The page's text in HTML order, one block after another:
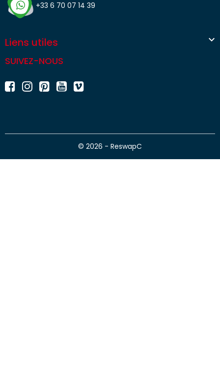
+33 6 70 07 14 39
Liens utiles 
SUIVEZ-NOUS
© 2026 - ReswapC